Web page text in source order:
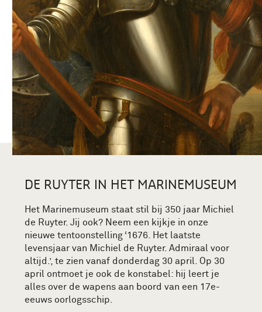
DE RUYTER IN HET MARINEMUSEUM
Het Marinemuseum staat stil bij 350 jaar Michiel
de Ruyter. Jij ook? Neem een kijkje in onze
nieuwe tentoonstelling ‘1676. Het laatste
levensjaar van Michiel de Ruyter. Admiraal voor
altijd.’, te zien vanaf donderdag 30 april. Op 30
april ontmoet je ook de konstabel: hij leert je
alles over de wapens aan boord van een 17e-
eeuws oorlogsschip.